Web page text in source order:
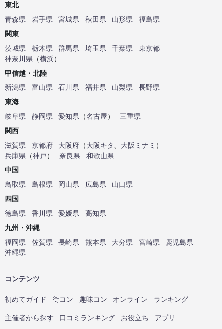
東北
青森県
岩手県 宮城県 秋田県 山形県
福島県
関東
茨城県
栃木県 群馬県 埼玉県 千葉県
東京都
神奈川県 （横浜）
甲信越・北陸
新潟県
富山県 石川県 福井県 山梨県
長野県
東海
岐阜県
静岡県 愛知県 （名古屋）
三重県
関西
滋賀県
京都府 大阪府 （大阪キタ 大阪ミナミ ）
兵庫県 （神戸） 奈良県
和歌山県
中国
鳥取県
島根県 岡山県 広島県
山口県
四国
徳島県
香川県 愛媛県
高知県
九州・沖縄
福岡県
佐賀県 長崎県 熊本県 大分県 宮崎県
鹿児島県
沖縄県
コンテンツ
初めてガイド 街コン 趣味コン オンライン ランキング
主催者から探す 口コミランキング お役立ち アプリ